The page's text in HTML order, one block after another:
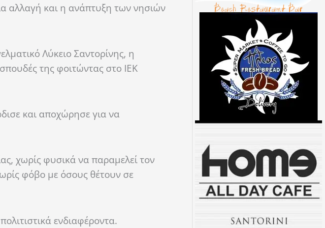
αλλαγή και η ανάπτυξη των νησιών
Λύκειο Σαντορίνης, η
της φοιτώντας στο ΙΕΚ
και αποχώρησε για να
χωρίς φυσικά να παραμελεί τον
φόβο με όσους θέτουν σε
ενδιαφέροντα.